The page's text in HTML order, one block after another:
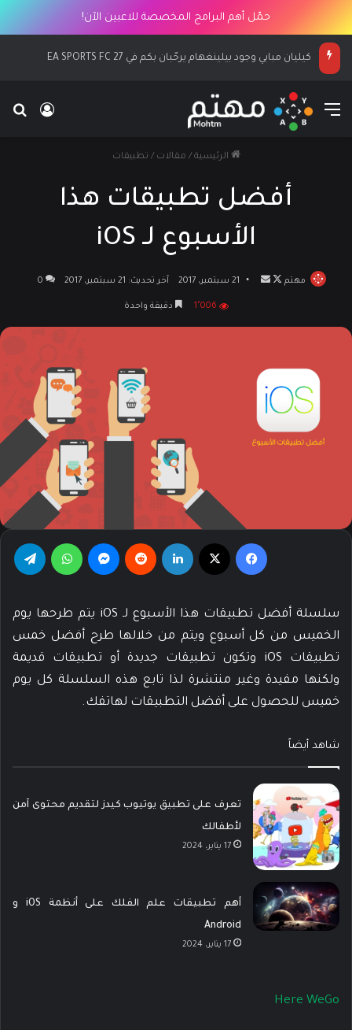
حمّل أهم البرامج المخصصة للاعبين الآن!
كيليان مبابي وجود بيلينغهام يرحّبان بكم في EA SPORTS FC 27
القائمة
الرئيسية / مقالات / تطبيقات
أفضل تطبيقات هذا
الأسبوع لـ iOS
مهتم
تابع أرسل 21 سبتمبر، 2017 آخر تحديث: 21 سبتمبر، 2017 0
1٬006 دقيقة واحدة
سلسلة أفضل تطبيقات هذا الأسبوع لـ iOS يتم طرحها يوم
الخميس من كل أسبوع ويتم من خلالها طرح أفضل خمس
تطبيقات iOS وتكون تطبيقات جديدة أو تطبيقات قديمة
ولكنها مفيدة وغير منتشرة لذا تابع هذه السلسلة كل يوم
خميس للحصول على أفضل التطبيقات لهاتفك.
شاهد أيضاً
تعرف على تطبيق يوتيوب كيدز لتقديم محتوى آمن
لأطفالك
17 يناير، 2024
أهم تطبيقات علم الفلك على أنظمة iOS و
Android
17 يناير، 2024
Here WeGo